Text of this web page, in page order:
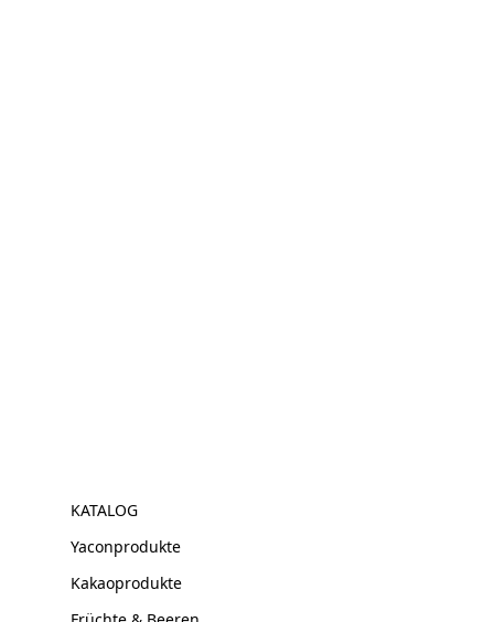
KATALOG
Yaconprodukte
Kakaoprodukte